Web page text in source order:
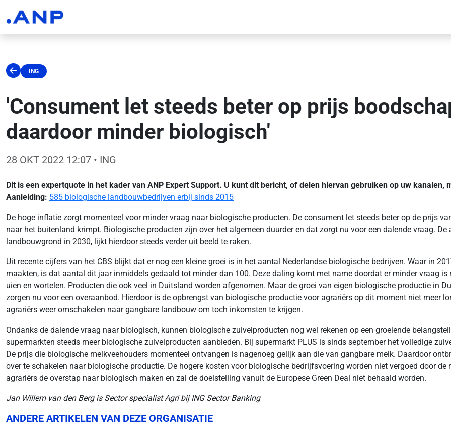
ING
'Consument let steeds beter op prijs
daardoor minder biologisch'
28 OKT 2022 12:07 • ING
Dit is een expertquote in het kader van ANP Expert Support. U kunt dit bericht, of delen hiervan gebruiken op uw kanalen,
Aanleiding: 585 biologische landbouwbedrijven erbij sinds 2015
De hoge inflatie zorgt momenteel voor minder vraag naar biologische producten. De consument let steeds beter op de prijs
naar het buitenland krimpt. Biologische producten zijn over het algemeen duurder en dat zorgt nu voor een dalende vraag.
landbouwgrond in 2030, lijkt hierdoor steeds verder uit beeld te raken.
Uit recente cijfers van het CBS blijkt dat er nog een kleine groei is in het aantal Nederlandse biologische bedrijven. Waar in
maakten, is dat aantal dit jaar inmiddels gedaald tot minder dan 100. Deze daling komt met name doordat er minder vraag
uien en wortelen. Producten die ook veel in Duitsland worden afgenomen. Maar de groei van eigen biologische productie in
zorgen nu voor een overaanbod. Hierdoor is de opbrengst van biologische productie voor agrariërs op dit moment niet meer
agrariërs weer omschakelen naar gangbare landbouw om toch inkomsten te krijgen.
Ondanks de dalende vraag naar biologisch, kunnen biologische zuivelproducten nog wel rekenen op een groeiende
supermarkten steeds meer biologische zuivelproducten aanbieden. Bij supermarkt PLUS is sinds september het volledige
De prijs die biologische melkveehouders momenteel ontvangen is nagenoeg gelijk aan die van gangbare melk. Daardoor
over te schakelen naar biologische productie. De hogere kosten voor biologische bedrijfsvoering worden niet vergoed door
agrariërs de overstap naar biologisch maken en zal de doelstelling vanuit de Europese Green Deal niet behaald worden.
Jan Willem van den Berg is Sector specialist Agri bij ING Sector Banking
ANDERE ARTIKELEN VAN DEZE ORGANISATIE